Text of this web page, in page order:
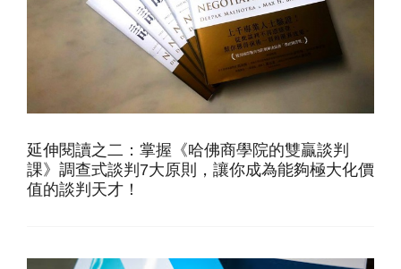
延伸閱讀之二：掌握《哈佛商學院的雙贏談判
課》調查式談判7大原則，讓你成為能夠極大化價
值的談判天才！